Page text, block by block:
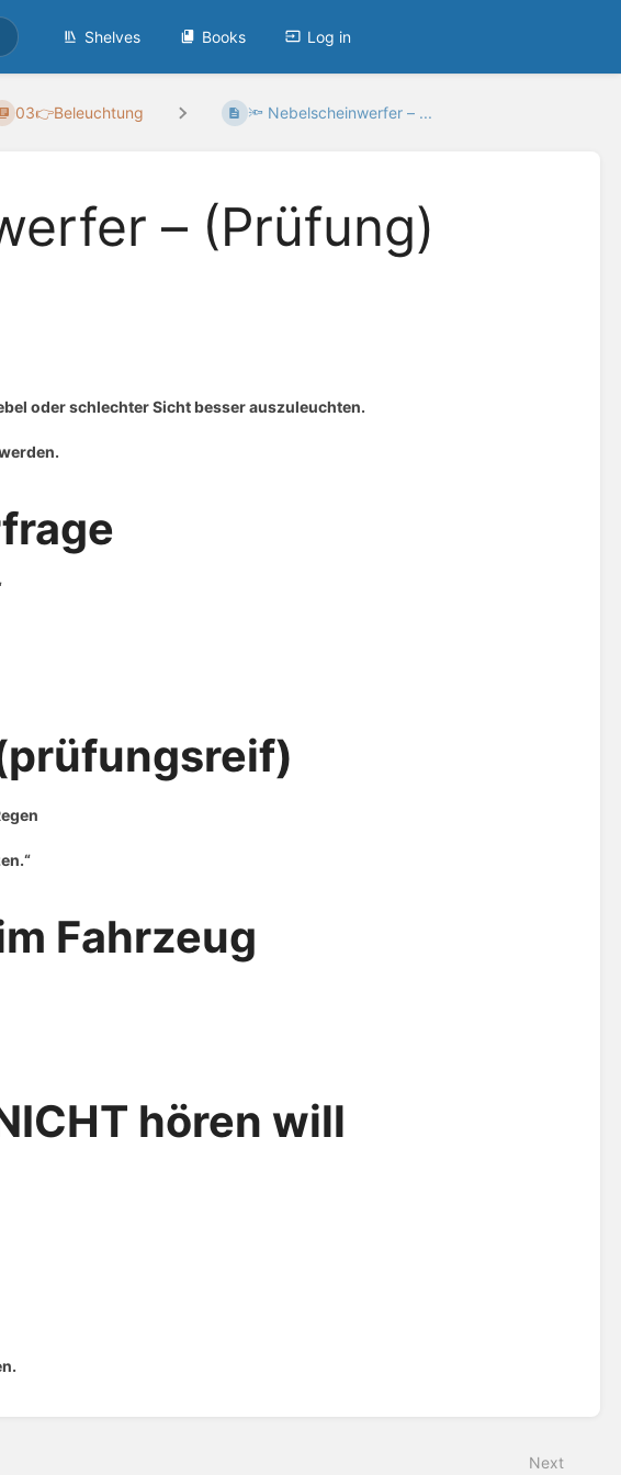
Shelves Books Log in
03👉Beleuchtung 🔦 Nebelscheinwerfer – ...
– (Prüfung)
oder schlechter Sicht besser auszuleuchten.
Fahrzeug
hören will
Next